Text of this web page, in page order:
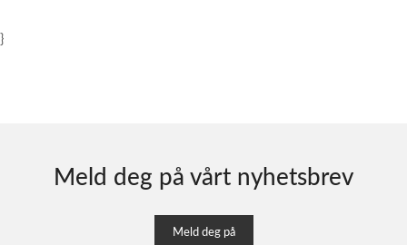
}
Meld deg på vårt nyhetsbrev
Meld deg på